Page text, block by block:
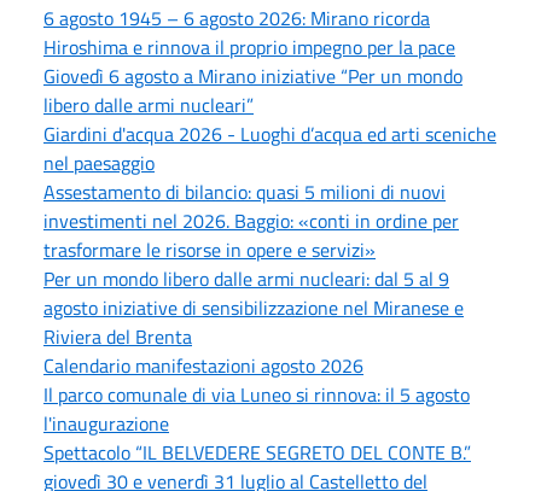
6 agosto 1945 – 6 agosto 2026: Mirano ricorda
Hiroshima e rinnova il proprio impegno per la pace
Giovedì 6 agosto a Mirano iniziative “Per un mondo
libero dalle armi nucleari”
Giardini d'acqua 2026 - Luoghi d’acqua ed arti sceniche
nel paesaggio
Assestamento di bilancio: quasi 5 milioni di nuovi
investimenti nel 2026. Baggio: «conti in ordine per
trasformare le risorse in opere e servizi»
Per un mondo libero dalle armi nucleari: dal 5 al 9
agosto iniziative di sensibilizzazione nel Miranese e
Riviera del Brenta
Calendario manifestazioni agosto 2026
Il parco comunale di via Luneo si rinnova: il 5 agosto
l'inaugurazione
Spettacolo “IL BELVEDERE SEGRETO DEL CONTE B.”
giovedì 30 e venerdì 31 luglio al Castelletto del